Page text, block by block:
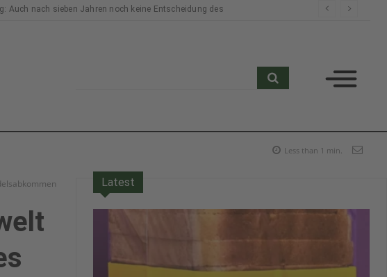
Auch nach sieben Jahren noch keine Entscheidung des
Less than 1 min.
Latest